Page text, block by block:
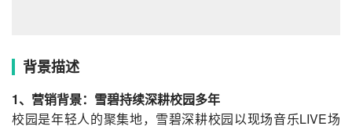
背景描述
1、营销背景：雪碧持续深耕校园多年
校园是年轻人的聚集地，雪碧深耕校园以现场音乐LIVE场